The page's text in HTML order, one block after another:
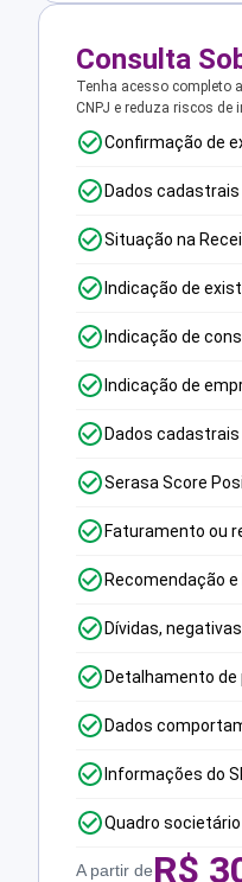
Consulta
Tenha acesso completo
CNPJ e reduza riscos de
Confirmação de
Dados
Situação na
Indicação de
Indicação de
Indicação de
Dados
Serasa Score
Faturamento ou
Recomendação
Dívidas,
Detalhamento
Dados
Informações do
Quadro
A partir deR$